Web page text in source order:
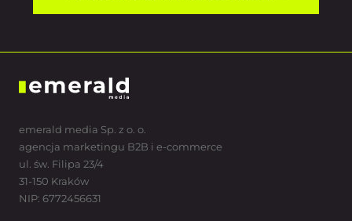
emerald media Sp. z o. o.
agencja marketingu B2B i e-commerce
ul. św. Filipa 23/4
31-150 Kraków
NIP: 6772456631